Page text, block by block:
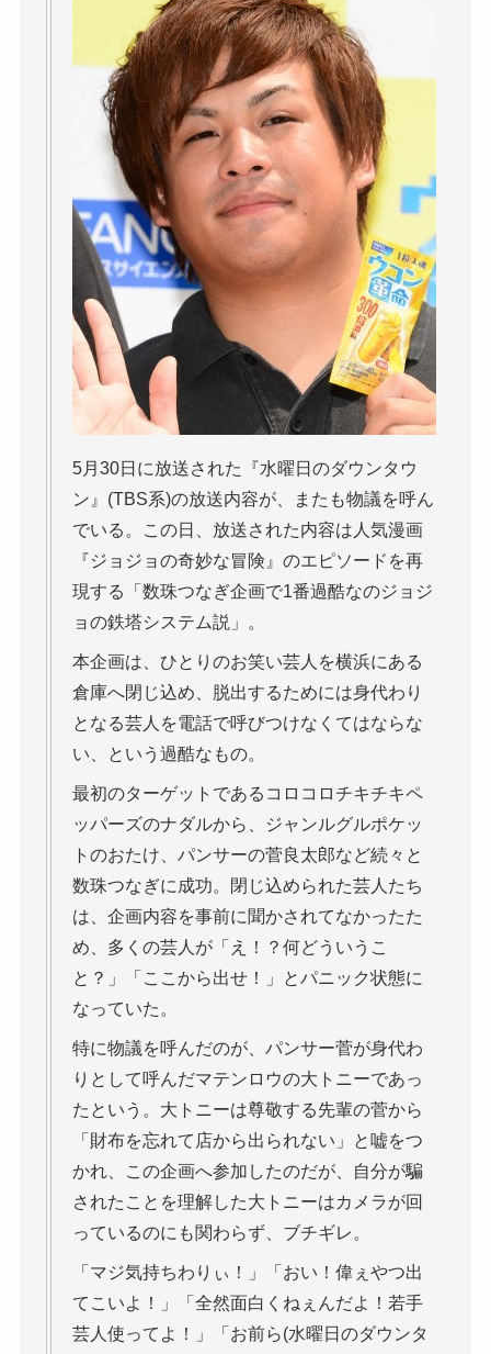
5月30日に放送された『水曜日のダウンタウ
ン』(TBS系)の放送内容が、またも物議を呼ん
でいる。この日、放送された内容は人気漫画
『ジョジョの奇妙な冒険』のエピソードを再
現する「数珠つなぎ企画で1番過酷なのジョジ
ョの鉄塔システム説」。
本企画は、ひとりのお笑い芸人を横浜にある
倉庫へ閉じ込め、脱出するためには身代わり
となる芸人を電話で呼びつけなくてはならな
い、という過酷なもの。
最初のターゲットであるコロコロチキチキペ
ッパーズのナダルから、ジャンルグルポケッ
トのおたけ、パンサーの菅良太郎など続々と
数珠つなぎに成功。閉じ込められた芸人たち
は、企画内容を事前に聞かされてなかったた
め、多くの芸人が「え！？何どういうこ
と？」「ここから出せ！」とパニック状態に
なっていた。
特に物議を呼んだのが、パンサー菅が身代わ
りとして呼んだマテンロウの大トニーであっ
たという。大トニーは尊敬する先輩の菅から
「財布を忘れて店から出られない」と嘘をつ
かれ、この企画へ参加したのだが、自分が騙
されたことを理解した大トニーはカメラが回
っているのにも関わらず、ブチギレ。
「マジ気持ちわりぃ！」「おい！偉ぇやつ出
てこいよ！」「全然面白くねぇんだよ！若手
芸人使ってよ！」「お前ら(水曜日のダウンタ